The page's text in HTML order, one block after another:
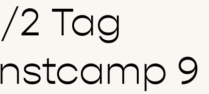
2 Tag
9